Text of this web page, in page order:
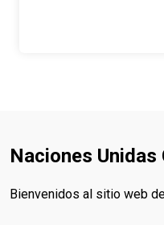
Naciones Unidas
Bienvenidos al sitio web